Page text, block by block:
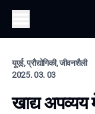
यूएई, प्रौद्योगिकी, जीवनशैली
2025. 03. 03
खाद्य